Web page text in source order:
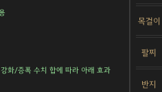
화/증폭 수치 합에 따라 아래 효과
목걸이
팔찌
반지